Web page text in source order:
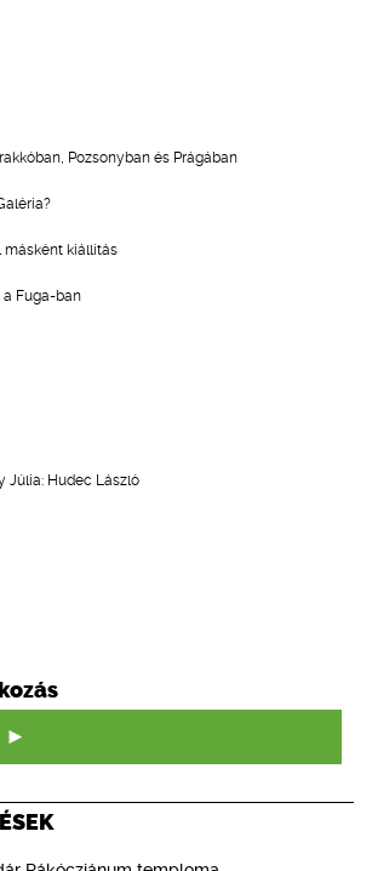
Pozsonyban és Prágában
másként kiállítás
Fuga-ban
Júlia: Hudec László